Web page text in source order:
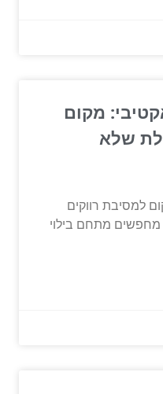
מקום
שלא
למסיבת רווקים
מתחם בילוי